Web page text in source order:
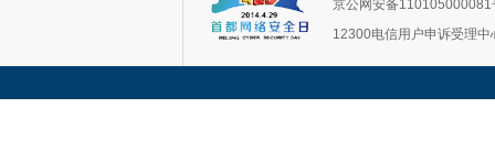
京公网安备110105000081
12300电信用户申诉受理中